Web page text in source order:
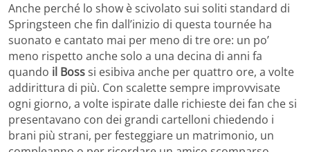
Anche perché lo show è scivolato sui soliti standard di
Springsteen che fin dall’inizio di questa tournée ha
suonato e cantato mai per meno di tre ore: un po’
meno rispetto anche solo a una decina di anni fa
quando il Bosssi esibiva anche per quattro ore, a volte
addirittura di più. Con scalette sempre improvvisate
ogni giorno, a volte ispirate dalle richieste dei fan che si
presentavano con dei grandi cartelloni chiedendo i
brani più strani, per festeggiare un matrimonio, un